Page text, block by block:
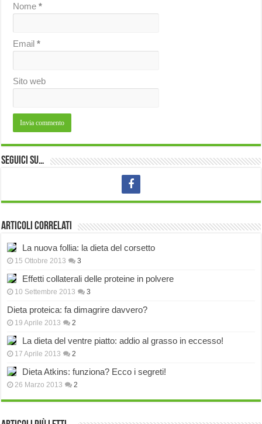
Nome*
Email*
Sito web
Seguici su…
Articoli correlati
La nuova follia: la dieta del corsetto
15 Ottobre 2013 3
Effetti collaterali delle proteine in polvere
10 Settembre 2013 3
Dieta proteica: fa dimagrire davvero?
19 Aprile 2013 2
La dieta del ventre piatto: addio al grasso in eccesso!
17 Aprile 2013 2
Dieta Atkins: funziona? Ecco i segreti!
26 Marzo 2013 2